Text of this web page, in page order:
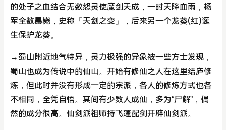
的处子之血结合无数怨灵使魔剑天成，一时天降血雨，杨
军全数暴毙，史称「天剑之变」，后来另一个龙葵(红)诞
生保护龙葵。
→蜀山附近地气特异，灵力极强的异象被一些方士发现，
蜀山也成为传说中的仙山。开始有修仙之人在这里结庐修
炼，但此时并没有形成一定的宗派，各人的修炼方式也各
不相同，全凭自悟。其间有少数人成仙，多为“尸解”，偶
然的成分很高。仙剑派祖师持飞蓬配剑开辟仙剑派。